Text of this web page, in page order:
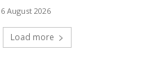
6 August 2026
Load more